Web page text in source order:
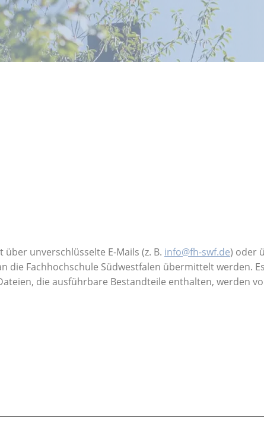
unverschlüsselte E-Mails (z. B. info@fh-swf.de) oder
Fachhochschule Südwestfalen übermittelt werden.
die ausführbare Bestandteile enthalten, werden